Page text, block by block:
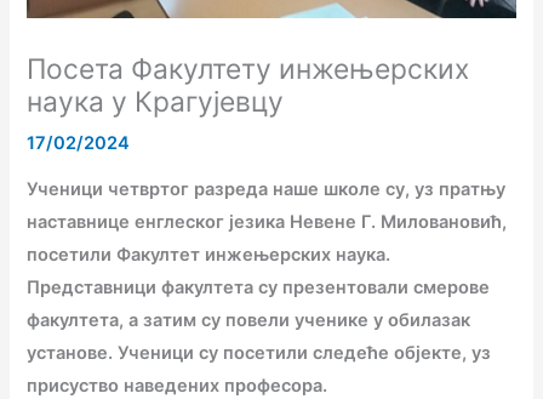
Посета Факултету инжењерских
наука у Крагујевцу
17/02/2024
Ученици четвртог разреда наше школе су, уз пратњу
наставнице енглеског језика Невене Г. Миловановић,
посетили Факултет инжењерских наука.
Представници факултета су презентовали смерове
факултета, а затим су повели ученике у обилазак
установе. Ученици су посетили следеће објекте, уз
присуство наведених професора.